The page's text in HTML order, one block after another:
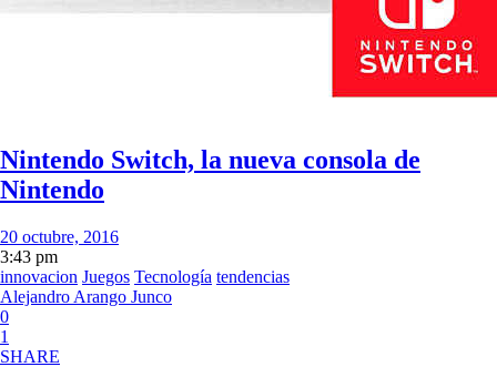
Nintendo Switch, la nueva consola de
Nintendo
20 octubre, 2016
3:43 pm
innovacion Juegos Tecnología tendencias
Alejandro Arango Junco
0
1
SHARE